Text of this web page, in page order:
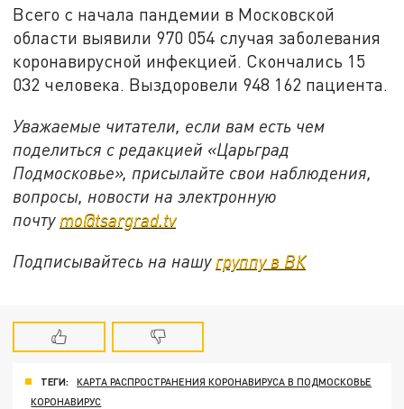
Всего с начала пандемии в Московской
области выявили 970 054 случая заболевания
коронавирусной инфекцией. Скончались 15
032 человека. Выздоровели 948 162 пациента.
Уважаемые читатели, если вам есть чем
поделиться с редакцией «Царьград
Подмосковье», присылайте свои наблюдения,
вопросы, новости на электронную
почту mo@tsargrad.tv
Подписывайтесь на нашу группу в ВК
ТЕГИ:
КАРТА РАСПРОСТРАНЕНИЯ КОРОНАВИРУСА В ПОДМОСКОВЬЕ
КОРОНАВИРУС